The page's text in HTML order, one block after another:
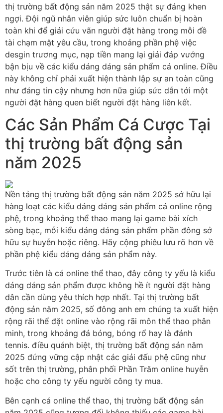
thị trường bất động sản năm 2025 thật sự đáng khen
ngợi. Đội ngũ nhân viên giúp sức luôn chuẩn bị hoàn
toàn khi để giải cứu vãn người đặt hàng trong mỗi đề
tài chạm mặt yêu cầu, trong khoảng phần phệ việc
desgin trương mục, nạp tiền mang lại giải đáp vướng
bận bịu về các kiểu dáng dáng sản phẩm cá online. Điều
này không chỉ phải xuất hiện thành lập sự an toàn cũng
như đáng tin cậy nhưng hơn nữa giúp sức dẫn tới một
người đặt hàng quen biết người đặt hàng liên kết.
Các Sản Phẩm Cá Cược Tại
thị trường bất động sản
năm 2025
Nền tảng thị trường bất động sản năm 2025 sở hữu lại
hàng loạt các kiểu dáng dáng sản phẩm cá online rộng
phệ, trong khoảng thể thao mang lại game bài xích
sòng bạc, mỗi kiểu dáng dáng sản phẩm phần đông sở
hữu sự huyễn hoặc riêng. Hãy cộng phiêu lưu rõ hơn về
phần phệ kiểu dáng dáng sản phẩm này.
Trước tiên là cá online thể thao, đây công ty yếu là kiểu
dáng dáng sản phẩm được không hề ít người đặt hàng
dân cần dùng yêu thích hợp nhất. Tại thị trường bất
động sản năm 2025, số đông anh em chúng ta xuất hiện
rộng rãi thể đặt online vào rộng rãi môn thể thao phân
minh, trong khoảng đá bóng, bóng rổ hay là đánh
tennis. điều quánh biệt, thị trường bất động sản năm
2025 đứng vững cập nhật các giải đấu phệ cũng như
sốt trên thị trường, phân phối Phần Trăm online huyễn
hoặc cho công ty yếu người công ty mua.
Bên cạnh cá online thể thao, thị trường bất động sản